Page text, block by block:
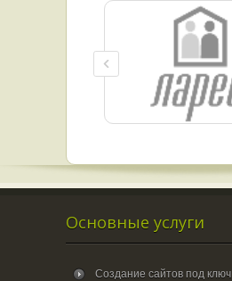
Основные услуги
Создание сайтов под ключ